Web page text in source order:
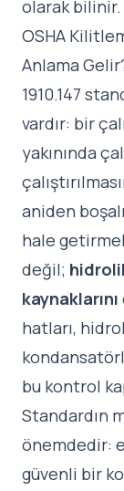
olarak bilinir.
OSHA
Anlama
1910.147
vardır: bir
yakınında
aniden
hale
değil;
kaynaklarını
hatları,
bu kontrol
Standardın
önemdedir:
güvenli bir